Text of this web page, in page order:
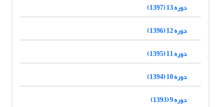
دوره 13 (1397)
دوره 12 (1396)
دوره 11 (1395)
دوره 10 (1394)
دوره 9 (1393)